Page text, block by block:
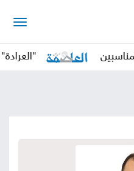
"العرادة" يدعو